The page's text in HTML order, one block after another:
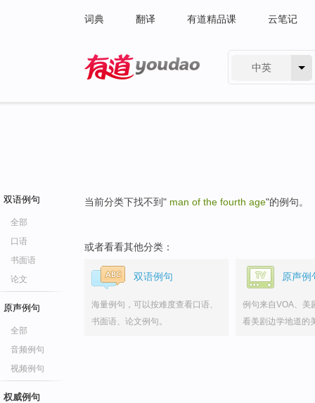
词典 翻译 有道精品课 云笔记
中英
双语例句
全部
口语
书面语
论文
原声例句
全部
音频例句
视频例句
权威例句
当前分类下找不到" man of the fourth age"的例句。
或者看看其他分类：
双语例句
海量例句，可以按难度查看口语、
书面语、论文例句。
原声例
例句来自VOA、美
看美剧边学地道的